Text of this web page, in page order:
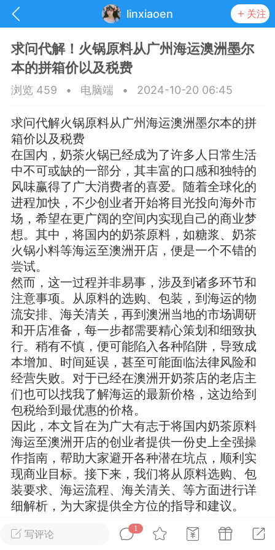
linxiaoen 关注
每日任务 签到有奖
华人资讯
华人论坛
加入社区交流
华人社区信息发布规范》
华人社区账号注册及使用规范》
洛杉矶热点 娱乐八卦 同乡联谊
民宿短租 房屋买卖 商铺转让
写评论
1
求问代解！火锅原料从广州海运澳洲墨尔
本的拼箱价以及税费
浏览 459 • 电脑端 • 2024-10-20 06:45
求问代解火锅原料从广州海运澳洲墨尔本的拼
箱价以及税费
在国内，奶茶火锅已经成为了许多人日常生活
中不可或缺的一部分，其丰富的口感和独特的
风味赢得了广大消费者的喜爱。随着全球化的
进程加快，不少创业者开始将目光投向海外市
场，希望在更广阔的空间内实现自己的商业梦
想。其中，将国内的奶茶原料，如糖浆、奶茶
火锅小料等海运至澳洲开店，便是一个不错的
尝试。
然而，这一过程并非易事，涉及到诸多环节和
注意事项。从原料的选购、包装，到海运的物
流安排、海关清关，再到澳洲当地的市场调研
和开店准备，每一步都需要精心策划和细致执
行。稍有不慎，便可能陷入各种陷阱，导致成
本增加、时间延误，甚至可能面临法律风险和
经营失败。对于已经在澳洲开奶茶店的老店主
们也可以找我了解海运的最新价格，这边给到
包税给到最优惠的价格。
因此，本文旨在为广大有志于将国内奶茶原料
海运至澳洲开店的创业者提供一份史上全强操
作指南，帮助大家避开各种潜在坑点，顺利实
现商业目标。接下来，我们将从原料选购、包
装要求、海运流程、海关清关、等方面进行详
细解析，为大家提供全方位的指导和建议。
对于餐饮类客户，如火锅店、奶茶店、中式餐